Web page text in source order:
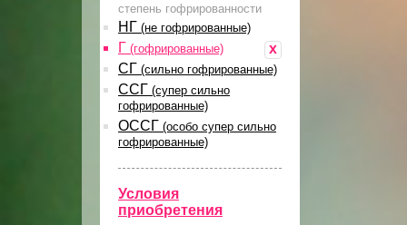
степень гофрированности
НГ (не гофрированные)
x
Г (гофрированные)
СГ (сильно гофрированные)
ССГ (супер сильно
гофрированные)
ОССГ (особо супер сильно
гофрированные)
Условия
приобретения